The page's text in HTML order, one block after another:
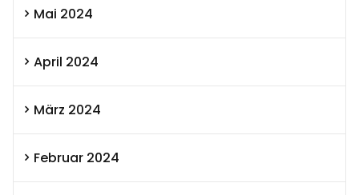
Mai 2024
April 2024
März 2024
Februar 2024